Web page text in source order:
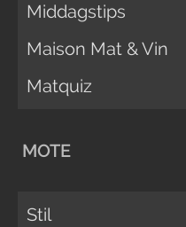
Middagstips
Maison Mat & Vin
Matquiz
MOTE
Stil